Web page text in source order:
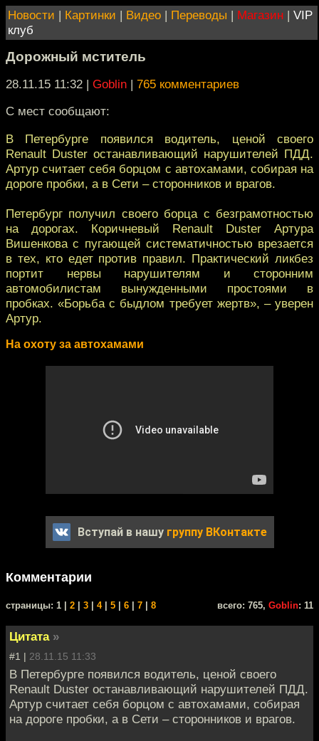
Новости | Картинки | Видео | Переводы | Магазин | VIP
клуб
Дорожный мститель
28.11.15 11:32 | Goblin | 765 комментариев
С мест сообщают:
В Петербурге появился водитель, ценой своего
Renault Duster останавливающий нарушителей ПДД.
Артур считает себя борцом с автохамами, собирая на
дороге пробки, а в Сети – сторонников и врагов.
Петербург получил своего борца с безграмотностью
на дорогах. Коричневый Renault Duster Артура
Вишенкова с пугающей систематичностью врезается
в тех, кто едет против правил. Практический ликбез
портит нервы нарушителям и сторонним
автомобилистам вынужденными простоями в
пробках. «Борьба с быдлом требует жертв», – уверен
Артур.
На охоту за автохамами
Вступай в нашу группу ВКонтакте
Комментарии
cтраницы: 1 | 2 3 4| 5 6 7 8 всего: 765, Goblin: 11
Цитата »
#1 | 28.11.15 11:33
В Петербурге появился водитель, ценой своего
Renault Duster останавливающий нарушителей ПДД.
Артур считает себя борцом с автохамами, собирая
на дороге пробки, а в Сети – сторонников и врагов.